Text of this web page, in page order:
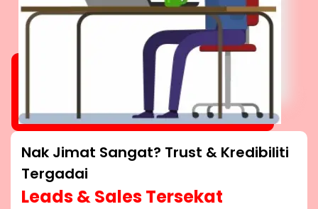
Nak Jimat Sangat? Trust & Kredibiliti
Tergadai
Leads & Sales Tersekat